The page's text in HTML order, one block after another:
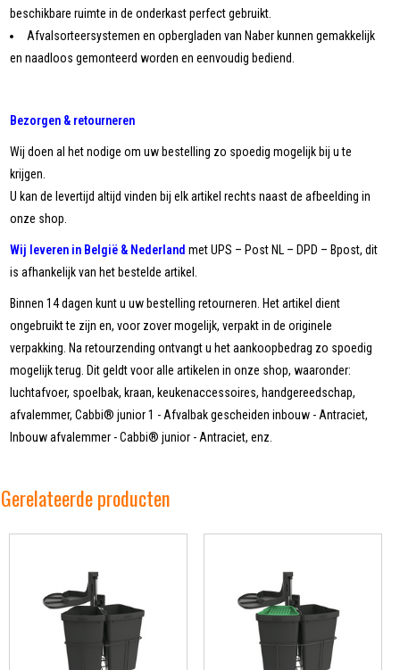
beschikbare ruimte in de onderkast perfect gebruikt.
Afvalsorteersystemen en opbergladen van Naber kunnen gemakkelijk
en naadloos gemonteerd worden en eenvoudig bediend.
Bezorgen & retourneren
Wij doen al het nodige om uw bestelling zo spoedig mogelijk bij u te
krijgen.
U kan de levertijd altijd vinden bij elk artikel rechts naast de afbeelding in
onze shop.
Wij leveren in België & Nederland met UPS – Post NL – DPD – Bpost, dit
is afhankelijk van het bestelde artikel.
Binnen 14 dagen kunt u uw bestelling retourneren. Het artikel dient
ongebruikt te zijn en, voor zover mogelijk, verpakt in de originele
verpakking. Na retourzending ontvangt u het aankoopbedrag zo spoedig
mogelijk terug. Dit geldt voor alle artikelen in onze shop, waaronder:
luchtafvoer, spoelbak, kraan, keukenaccessoires, handgereedschap,
afvalemmer, Cabbi® junior 1 - Afvalbak gescheiden inbouw - Antraciet,
Inbouw afvalemmer - Cabbi® junior - Antraciet, enz.
Gerelateerde producten